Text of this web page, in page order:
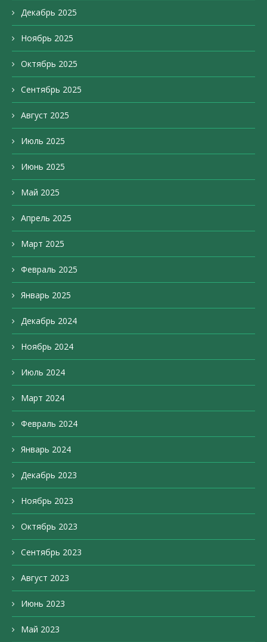
Декабрь 2025
Ноябрь 2025
Октябрь 2025
Сентябрь 2025
Август 2025
Июль 2025
Июнь 2025
Май 2025
Апрель 2025
Март 2025
Февраль 2025
Январь 2025
Декабрь 2024
Ноябрь 2024
Июль 2024
Март 2024
Февраль 2024
Январь 2024
Декабрь 2023
Ноябрь 2023
Октябрь 2023
Сентябрь 2023
Август 2023
Июнь 2023
Май 2023